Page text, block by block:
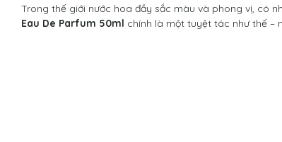
Trong thế giới nước hoa đầy sắc màu và phong vị, có
Eau De Parfum 50ml chính là một tuyệt tác như thế –